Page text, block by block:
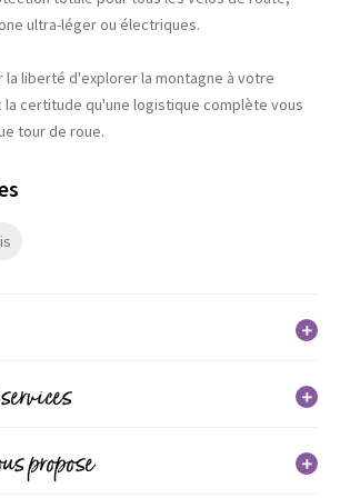
ultra-léger ou électriques.
la liberté d'explorer la montagne à votre
certitude qu'une logistique complète vous
tour de roue.
(du 01/01/2026 au 31/12/2026)
propose